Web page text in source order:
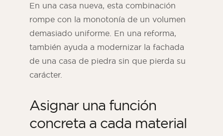
En una casa nueva, esta combinación
rompe con la monotonía de un volumen
demasiado uniforme. En una reforma,
también ayuda a modernizar la fachada
de una casa de piedra sin que pierda su
carácter.
Asignar una función
concreta a cada material